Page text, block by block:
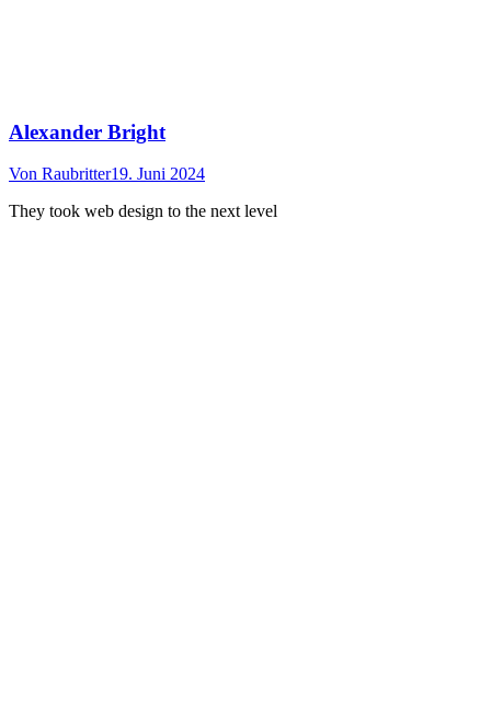
Alexander Bright
Von Raubritter19. Juni 2024
They took web design to the next level